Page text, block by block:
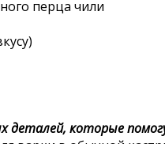
перца чили
деталей, которые